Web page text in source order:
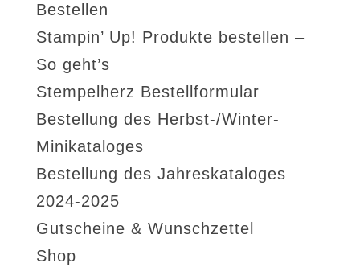
Bestellen
Stampin’ Up! Produkte bestellen –
So geht’s
Stempelherz Bestellformular
Bestellung des Herbst-/Winter-
Minikataloges
Bestellung des Jahreskataloges
2024-2025
Gutscheine & Wunschzettel
Shop